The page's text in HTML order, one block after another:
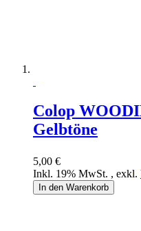
Colop
Gelbtöne
5,00 €
Inkl. 19% MwSt. , exkl.
In den Warenkorb